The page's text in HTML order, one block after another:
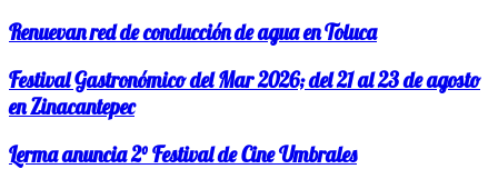
Renuevan red de conducción de agua en Toluca
Festival Gastronómico del Mar 2026; del 21 al 23 de agosto
en Zinacantepec
Lerma anuncia 2° Festival de Cine Umbrales